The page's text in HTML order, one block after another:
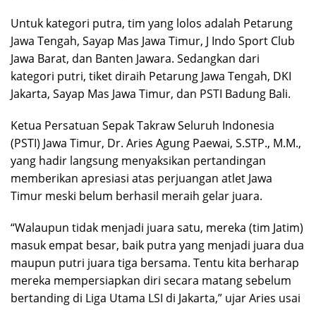
Untuk kategori putra, tim yang lolos adalah Petarung
Jawa Tengah, Sayap Mas Jawa Timur, J Indo Sport Club
Jawa Barat, dan Banten Jawara. Sedangkan dari
kategori putri, tiket diraih Petarung Jawa Tengah, DKI
Jakarta, Sayap Mas Jawa Timur, dan PSTI Badung Bali.
Ketua Persatuan Sepak Takraw Seluruh Indonesia
(PSTI) Jawa Timur, Dr. Aries Agung Paewai, S.STP., M.M.,
yang hadir langsung menyaksikan pertandingan
memberikan apresiasi atas perjuangan atlet Jawa
Timur meski belum berhasil meraih gelar juara.
“Walaupun tidak menjadi juara satu, mereka (tim Jatim)
masuk empat besar, baik putra yang menjadi juara dua
maupun putri juara tiga bersama. Tentu kita berharap
mereka mempersiapkan diri secara matang sebelum
bertanding di Liga Utama LSI di Jakarta,” ujar Aries usai